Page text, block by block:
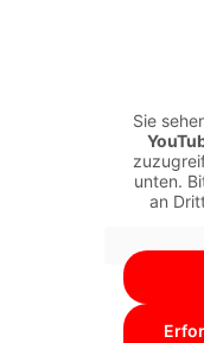
Sie
unten.
an